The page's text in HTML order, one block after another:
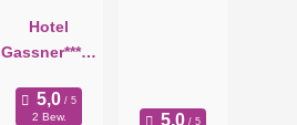
Hotel
Gassner****S
2 Bew.